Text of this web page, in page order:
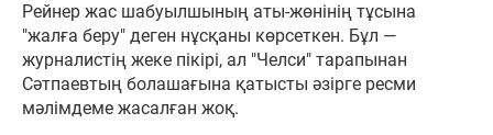
Рейнер жас шабуылшының аты-жөнінің тұсына
"жалға беру" деген нұсқаны көрсеткен. Бұл —
журналистің жеке пікірі, ал "Челси" тарапынан
Сәтпаевтың болашағына қатысты әзірге ресми
мәлімдеме жасалған жоқ.